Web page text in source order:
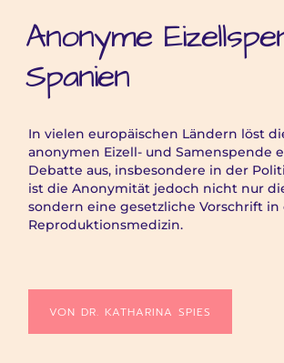
Anonyme
Spanien
In vielen europäischen Ländern löst
anonymen Eizell- und Samenspende
Debatte aus, insbesondere in der
ist die Anonymität jedoch nicht nur
sondern eine gesetzliche Vorschrift in
Reproduktionsmedizin.
VON DR. KATHARINA SPIES